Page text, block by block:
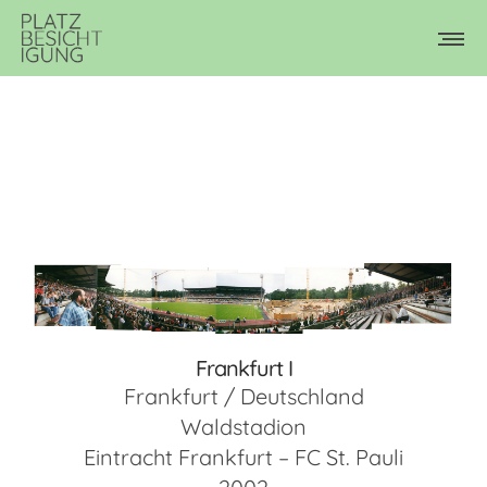
Frankfurt I
Frankfurt / Deutschland
Waldstadion
Eintracht Frankfurt – FC St. Pauli